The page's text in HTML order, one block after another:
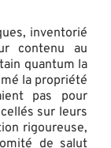
inventorié
contenu au
quantum la
la propriété
pas pour
sur leurs
rigoureuse,
de salut